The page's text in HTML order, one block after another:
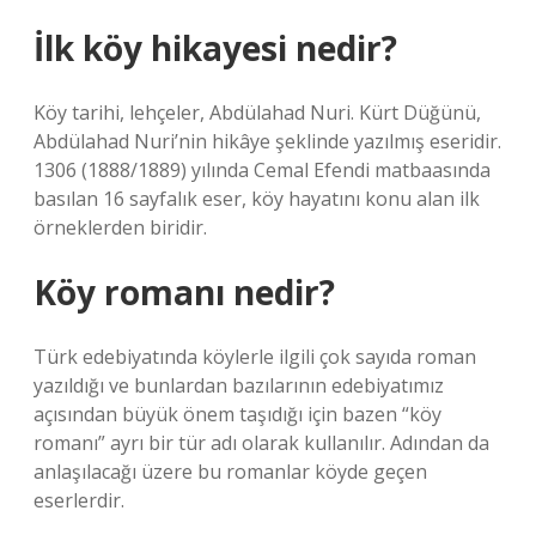
İlk köy hikayesi nedir?
Köy tarihi, lehçeler, Abdülahad Nuri. Kürt Düğünü,
Abdülahad Nuri’nin hikâye şeklinde yazılmış eseridir.
1306 (1888/1889) yılında Cemal Efendi matbaasında
basılan 16 sayfalık eser, köy hayatını konu alan ilk
örneklerden biridir.
Köy romanı nedir?
Türk edebiyatında köylerle ilgili çok sayıda roman
yazıldığı ve bunlardan bazılarının edebiyatımız
açısından büyük önem taşıdığı için bazen “köy
romanı” ayrı bir tür adı olarak kullanılır. Adından da
anlaşılacağı üzere bu romanlar köyde geçen
eserlerdir.